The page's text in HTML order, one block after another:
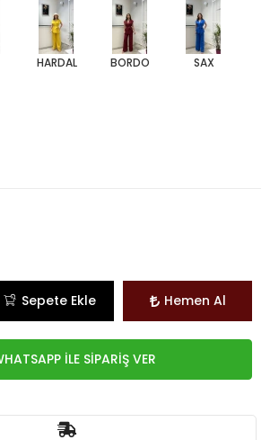
HARDAL BORDO SAX
Sepete Ekle Hemen Al
İLE SİPARİŞ VER